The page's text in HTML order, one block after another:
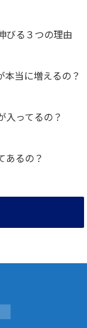
びる３つの理由
本当に増えるの？
入ってるの？
あるの？